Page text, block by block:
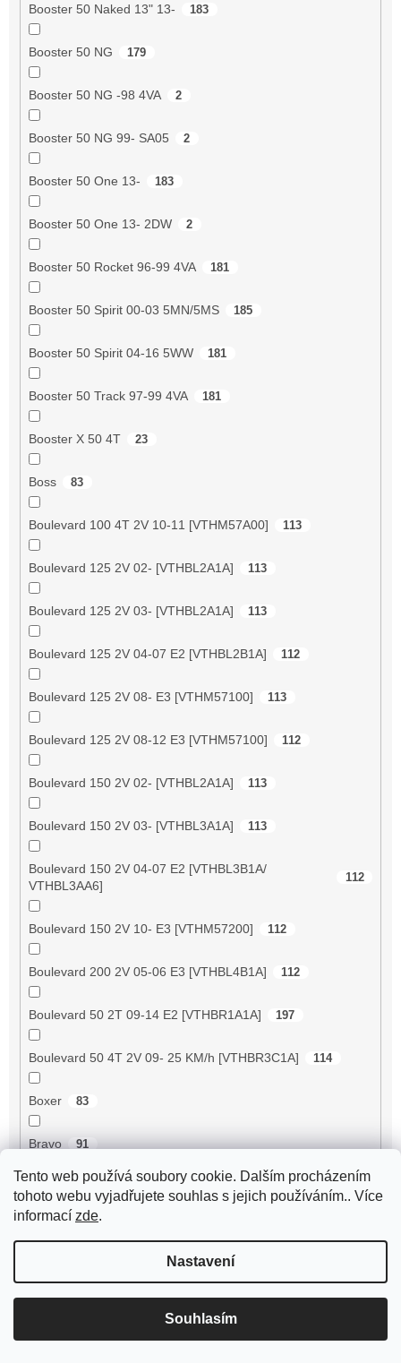
Tento web používá soubory cookie. Dalším procházením
tohoto webu vyjadřujete souhlas s jejich používáním.. Více
informací zde.
Nastavení
Souhlasím
Booster 50 Naked 13" 13- 183
Booster 50 NG 179
Booster 50 NG -98 4VA 2
Booster 50 NG 99- SA05 2
Booster 50 One 13- 183
Booster 50 One 13- 2DW 2
Booster 50 Rocket 96-99 4VA 181
Booster 50 Spirit 00-03 5MN/5MS 185
Booster 50 Spirit 04-16 5WW 181
Booster 50 Track 97-99 4VA 181
Booster X 50 4T 23
Boss 83
Boulevard 100 4T 2V 10-11 [VTHM57A00] 113
Boulevard 125 2V 02- [VTHBL2A1A] 113
Boulevard 125 2V 03- [VTHBL2A1A] 113
Boulevard 125 2V 04-07 E2 [VTHBL2B1A] 112
Boulevard 125 2V 08- E3 [VTHM57100] 113
Boulevard 125 2V 08-12 E3 [VTHM57100] 112
Boulevard 150 2V 02- [VTHBL2A1A] 113
Boulevard 150 2V 03- [VTHBL3A1A] 113
Boulevard 150 2V 04-07 E2 [VTHBL3B1A/
VTHBL3AA6]
112
Boulevard 150 2V 10- E3 [VTHM57200] 112
Boulevard 200 2V 05-06 E3 [VTHBL4B1A] 112
Boulevard 50 2T 09-14 E2 [VTHBR1A1A] 197
Boulevard 50 4T 2V 09- 25 KM/h [VTHBR3C1A] 114
Boxer 83
Bravo 91
Breeze 125 ZN125T-D 89
72